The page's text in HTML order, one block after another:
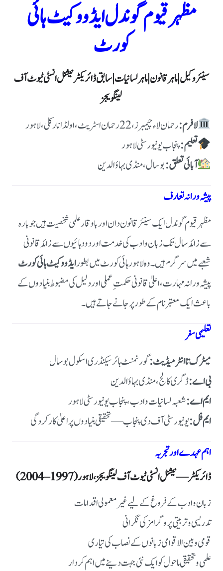
مظہر قیوم گوندل ایڈووکیٹ ہائی
کورٹ
سینئر وکیل | ماہر قانون | ماہر لسانیات | سابق ڈائریکٹر نیشنل انسٹی ٹیوٹ آف
لینگویجز
لا فرم:رحمان لاء چیمبرز، 22 رحمان اسٹریٹ، اولڈ انارکلی، لاہور
تعلیم:پنجاب یونیورسٹی لاہور
آبائی تعلق:بوسال، منڈی بہاؤالدین
پیشہ ورانہ تعارف
مظہر قیوم گوندل ایک سینئر قانون دان اور باوقار علمی شخصیت ہیں جو بارہ
سے زائد سال تک زبان و ادب کی خدمت اور دو دہائیوں سے زائد قانونی
شعبے میں سرگرم ہیں۔وہ لاہور ہائی کورٹ میں بطورایڈووکیٹ ہائی کورٹ
پیشہ ورانہ مہارت، اعلیٰ قانونی حکمتِ عملی اور دلیل کی مضبوط بنیادوں کے
باعث ایک معتبر نام کے طور پر جانے جاتے ہیں۔
تعلیمی سفر
میٹرک تا انٹر میڈیٹ:گورنمنٹ ہائر سیکنڈری اسکول بوسال
بی اے:ڈگری کالج، منڈی بہاؤالدین
ایم اے:شعبہ لسانیات و ادب، پنجاب یونیورسٹی لاہور
ایم فل:یونیورسٹی آف دی پنجاب—تحقیقی بنیادوں پر اعلیٰ کارکردگی
اہم عہدے اور تجربہ
ڈائریکٹر — نیشنل انسٹی ٹیوٹ آف لینگویجز، لاہور (1997–2004)
زبان و ادب کے فروغ کے لیے غیر معمولی اقدامات
تدریسی و تربیتی پروگرامز کی نگرانی
قومی و بین الاقوامی زبانوں کے نصاب کی تیاری
علمی و تحقیقی ماحول کو ایک نئی جہت دینے میں اہم کردار